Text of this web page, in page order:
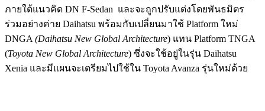
ภายใต้แนวคิด DN F-Sedan และจะถูกปรับแต่งโดยพันธมิตร
ร่วมอย่างค่าย Daihatsu พร้อมกับเปลี่ยนมาใช้ Platform ใหม่
DNGA (Daihatsu New Global Architecture) แทน Platform TNGA
(Toyota New Global Architecture) ซึ่งจะใช้อยู่ในรุ่น Daihatsu
Xenia และมีแผนจะเตรียมไปใช้ใน Toyota Avanza รุ่นใหม่ด้วย